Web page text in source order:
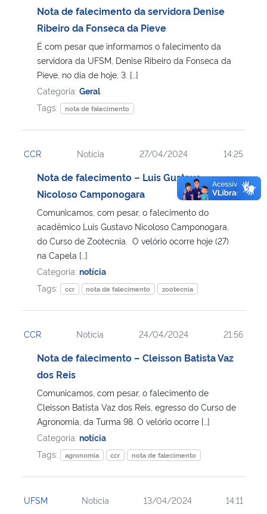
Nota de falecimento da servidora Denise
Ribeiro da Fonseca da Pieve
É com pesar que informamos o falecimento da
servidora da UFSM, Denise Ribeiro da Fonseca da
Pieve, no dia de hoje, 3. […]
Categoria: Geral
Tags:
nota de falecimento
CCR Notícia 27/04/2024 14:25
Nota de falecimento – Luis Gustavo
Nicoloso Camponogara
Comunicamos, com pesar, o falecimento do
acadêmico Luis Gustavo Nicoloso Camponogara,
do Curso de Zootecnia. O velório ocorre hoje (27)
na Capela […]
Categoria: notícia
Tags:
ccr nota de falecimento zootecnia
CCR Notícia 24/04/2024 21:56
Nota de falecimento – Cleisson Batista Vaz
dos Reis
Comunicamos, com pesar, o falecimento de
Cleisson Batista Vaz dos Reis, egresso do Curso de
Agronomia, da Turma 98. O velório ocorre […]
Categoria: notícia
Tags:
agronomia ccr nota de falecimento
UFSM Notícia 13/04/2024 14:11